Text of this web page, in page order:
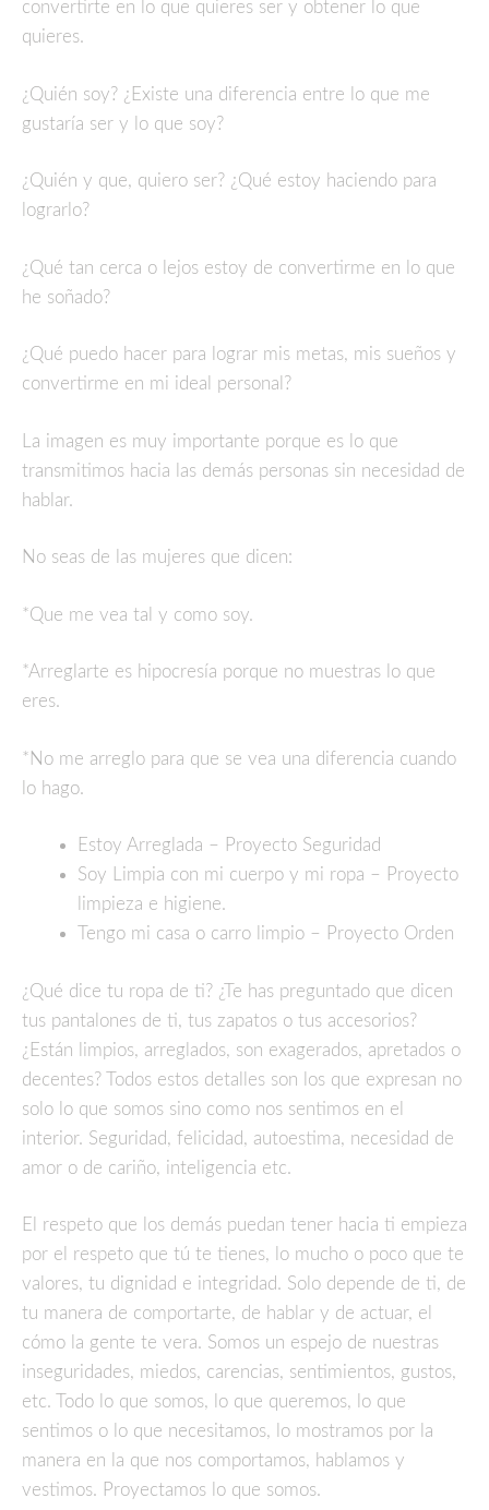
convertirte en lo que quieres ser y obtener lo que
quieres.
¿Quién soy? ¿Existe una diferencia entre lo que me
gustaría ser y lo que soy?
¿Quién y que, quiero ser? ¿Qué estoy haciendo para
lograrlo?
¿Qué tan cerca o lejos estoy de convertirme en lo que
he soñado?
¿Qué puedo hacer para lograr mis metas, mis sueños y
convertirme en mi ideal personal?
La imagen es muy importante porque es lo que
transmitimos hacia las demás personas sin necesidad de
hablar.
No seas de las mujeres que dicen:
*Que me vea tal y como soy.
*Arreglarte es hipocresía porque no muestras lo que
eres.
*No me arreglo para que se vea una diferencia cuando
lo hago.
Estoy Arreglada – Proyecto Seguridad
Soy Limpia con mi cuerpo y mi ropa – Proyecto
limpieza e higiene.
Tengo mi casa o carro limpio – Proyecto Orden
¿Qué dice tu ropa de ti? ¿Te has preguntado que dicen
tus pantalones de ti, tus zapatos o tus accesorios?
¿Están limpios, arreglados, son exagerados, apretados o
decentes? Todos estos detalles son los que expresan no
solo lo que somos sino como nos sentimos en el
interior. Seguridad, felicidad, autoestima, necesidad de
amor o de cariño, inteligencia etc.
El respeto que los demás puedan tener hacia ti empieza
por el respeto que tú te tienes, lo mucho o poco que te
valores, tu dignidad e integridad. Solo depende de ti, de
tu manera de comportarte, de hablar y de actuar, el
cómo la gente te vera. Somos un espejo de nuestras
inseguridades, miedos, carencias, sentimientos, gustos,
etc. Todo lo que somos, lo que queremos, lo que
sentimos o lo que necesitamos, lo mostramos por la
manera en la que nos comportamos, hablamos y
vestimos. Proyectamos lo que somos.